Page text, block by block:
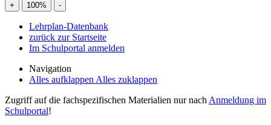
+ 100% -
Lehrplan-Datenbank
zurück zur Startseite
Im Schulportal anmelden
Navigation
Alles aufklappen Alles zuklappen
Zugriff auf die fachspezifischen Materialien nur nach Anmeldung im
Schulportal!